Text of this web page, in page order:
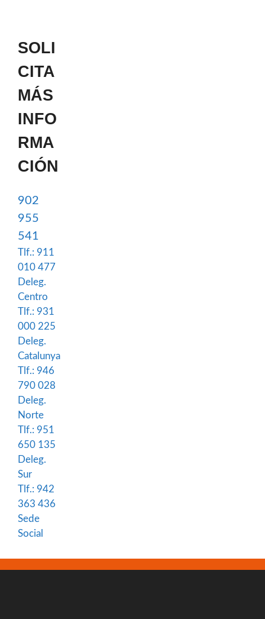
SOLI
CITA
MÁS
INFO
RMA
CIÓN
902
955
541
Tlf.: 911
010 477
Deleg.
Centro
Tlf.: 931
000 225
Deleg.
Catalunya
Tlf.: 946
790 028
Deleg.
Norte
Tlf.: 951
650 135
Deleg.
Sur
Tlf.: 942
363 436
Sede
Social